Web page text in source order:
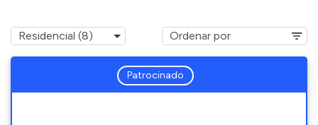
Patrocinado